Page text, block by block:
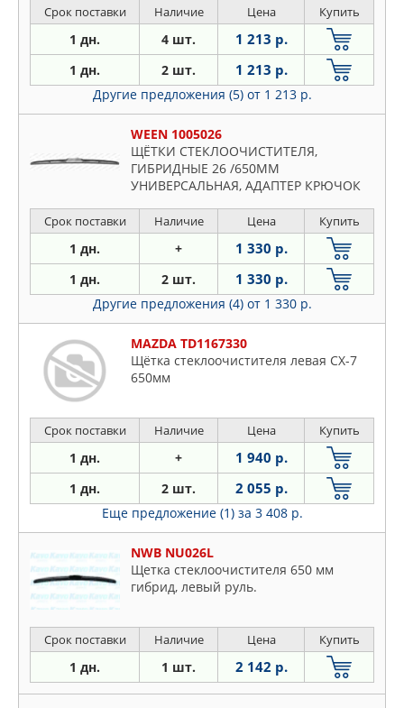
Срок поставки Наличие Цена Купить
1 дн. 4 шт. 1 213 р.
1 дн. 2 шт. 1 213 р.
Другие предложения (5) от 1 213 р.
WEEN 1005026
ЩЁТКИ СТЕКЛООЧИСТИТЕЛЯ,
ГИБРИДНЫЕ 26 /650MM
УНИВЕРСАЛЬНАЯ, АДАПТЕР КРЮЧОК
Срок поставки Наличие Цена Купить
1 дн. + 1 330 р.
1 дн. 2 шт. 1 330 р.
Другие предложения (4) от 1 330 р.
MAZDA TD1167330
Щётка стеклоочистителя левая CX-7
650мм
Срок поставки Наличие Цена Купить
1 дн. + 1 940 р.
1 дн. 2 шт. 2 055 р.
Еще предложение (1) за 3 408 р.
NWB NU026L
Щетка стеклоочистителя 650 мм
гибрид, левый руль.
Срок поставки Наличие Цена Купить
1 дн. 1 шт. 2 142 р.